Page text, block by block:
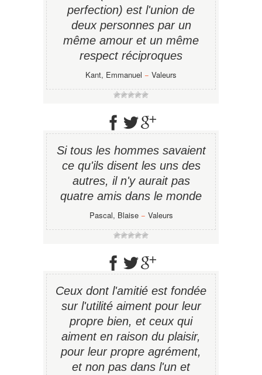
perfection) est l'union de
deux personnes par un
même amour et un même
respect réciproques
Kant, Emmanuel − Valeurs
Si tous les hommes savaient
ce qu'ils disent les uns des
autres, il n'y aurait pas
quatre amis dans le monde
Pascal, Blaise− Valeurs
Ceux dont l'amitié est fondée
sur l'utilité aiment pour leur
propre bien, et ceux qui
aiment en raison du plaisir,
pour leur propre agrément,
et non pas dans l'un et